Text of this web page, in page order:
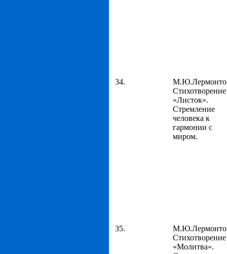
34.
Стихотворение
«Листок».
Стремление
человека к
гармонии с
миром.
35.
Стихотворение
«Молитва».